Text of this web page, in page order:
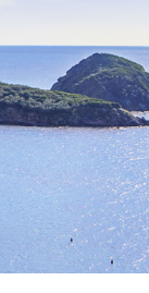
DAN
ESP
SLO